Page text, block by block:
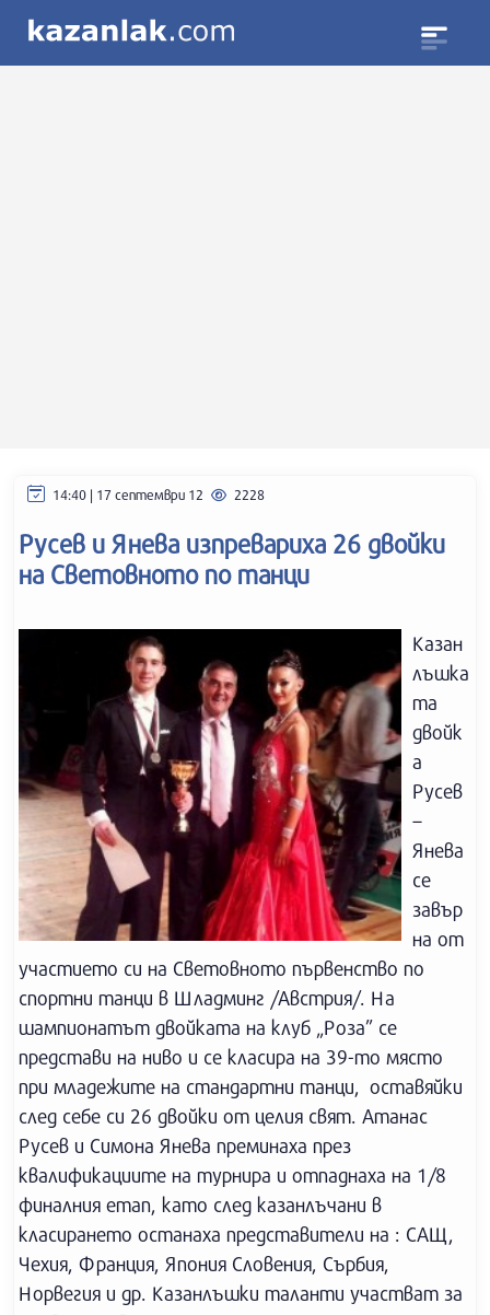
14:40 | 17 септември 12 2228
Русев и Янева изпревариха 26 двойки
на Световното по танци
Казан
лъшка
та
двойк
а
Русев
–
Янева
се
завър
на от
участието си на Световното първенство по
спортни танци в Шладминг /Австрия/. На
шампионатът двойката на клуб „Роза” се
представи на ниво и се класира на 39-то място
при младежите на стандартни танци, оставяйки
след себе си 26 двойки от целия свят. Атанас
Русев и Симона Янева преминаха през
квалификациите на турнира и отпаднаха на 1/8
финалния етап, като след казанлъчани в
класирането останаха представители на : САЩ,
Чехия, Франция, Япония Словения, Сърбия,
Норвегия и др. Казанлъшки таланти участват за